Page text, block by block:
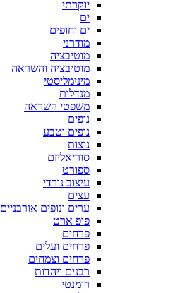
יוקרתי
ים
ים וחופים
מודרני
מוטיבציה
מוטיבציה והשראה
מינימליסטי
מנדלות
משפטי השראה
נופים
נופים וטבע
נוצות
סוריאליזם
ספורט
עיצוב נורדי
עצים
ערים ונופים אורבניים
פופ ארט
פרחים
פרחים ועלים
פרחים וצמחים
רבנים ויהדות
רומנטי